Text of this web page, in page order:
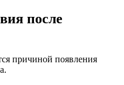
после
причиной появления